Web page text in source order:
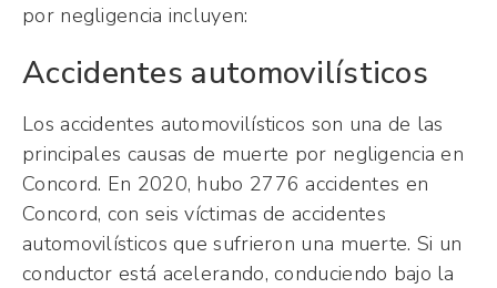
por negligencia incluyen:
Accidentes automovilísticos
Los accidentes automovilísticos son una de las
principales causas de muerte por negligencia en
Concord. En 2020, hubo 2776 accidentes en
Concord, con seis víctimas de accidentes
automovilísticos que sufrieron una muerte. Si un
conductor está acelerando, conduciendo bajo la